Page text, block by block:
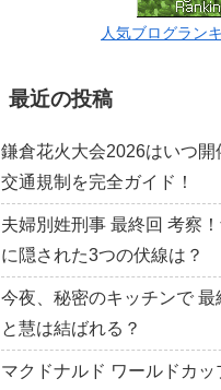
人気ブログラン
最近の投稿
鎌倉花火大会2026はいつ開
交通規制を完全ガイド！
夫婦別姓刑事 最終回 考察
に隠された3つの伏線は？
今夜、秘密のキッチンで
と慧は結ばれる？
マクドナルド ワールドカ